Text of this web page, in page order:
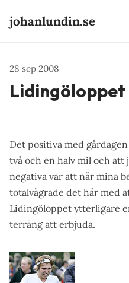
johanlundin.se
28 sep 2008
Lidingöloppet
Det positiva med
två och en halv mil och att
negativa var att när mina
totalvägrade det här med
Lidingöloppet ytterligare
terräng att erbjuda.